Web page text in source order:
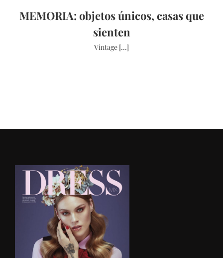
MEMORIA: objetos únicos, casas que
sienten
Vintage [...]